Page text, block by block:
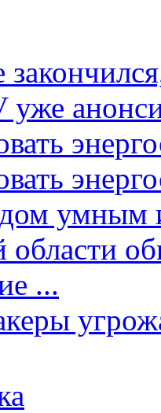
уже
умным
...